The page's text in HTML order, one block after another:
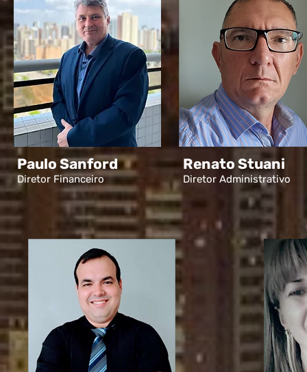
Paulo Sanford
Diretor Financeiro
Renato Stuani
Diretor Administrativo